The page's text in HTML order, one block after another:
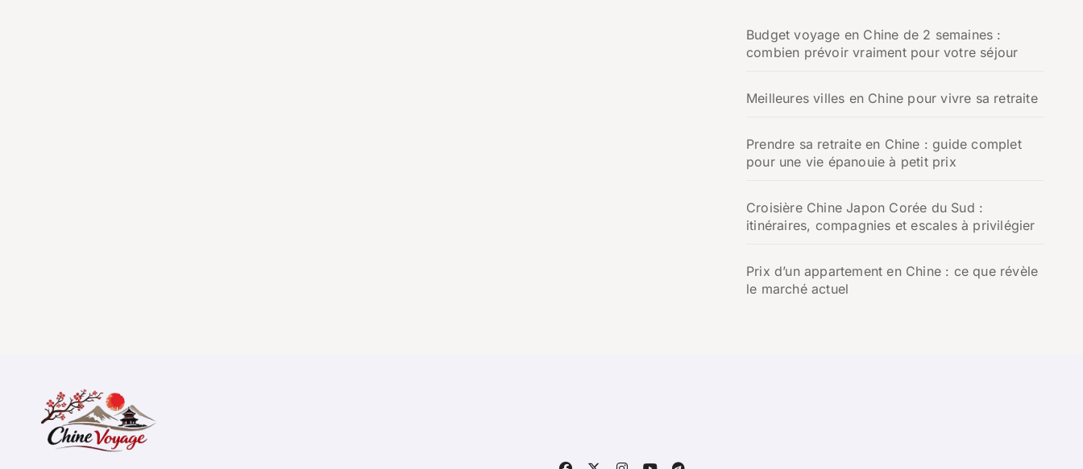
Budget voyage en Chine de 2 semaines :
combien prévoir vraiment pour votre séjour
Meilleures villes en Chine pour vivre sa retraite
Prendre sa retraite en Chine : guide complet
pour une vie épanouie à petit prix
Croisière Chine Japon Corée du Sud :
itinéraires, compagnies et escales à privilégier
Prix d’un appartement en Chine : ce que révèle
le marché actuel